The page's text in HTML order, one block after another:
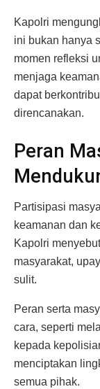
Kapolri
ini bukan hanya
momen refleksi
menjaga
dapat
direncanakan.
Peran
Partisipasi
keamanan dan
Kapolri
masyarakat,
sulit.
Peran serta
cara, seperti
kepada
menciptakan
semua pihak.